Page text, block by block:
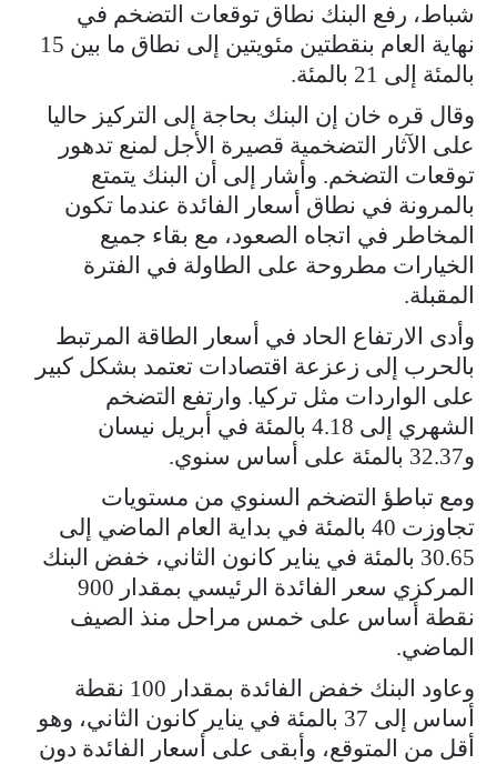
شباط، رفع البنك نطاق توقعات التضخم في
نهاية العام بنقطتين مئويتين إلى نطاق ما بين 15
بالمئة إلى 21 بالمئة.
وقال قره خان إن البنك بحاجة إلى التركيز حاليا
على الآثار التضخمية قصيرة الأجل لمنع تدهور
توقعات ​التضخم. وأشار إلى أن البنك يتمتع ​
بالمرونة في نطاق ⁠أسعار الفائدة عندما تكون
المخاطر في اتجاه الصعود، مع بقاء جميع
الخيارات مطروحة على الطاولة في الفترة
المقبلة.
وأدى الارتفاع الحاد في أسعار الطاقة المرتبط ​
بالحرب إلى زعزعة اقتصادات تعتمد بشكل كبير
على الواردات مثل تركيا. وارتفع ​التضخم
الشهري ⁠إلى 4.18 بالمئة في أبريل نيسان
و32.37 بالمئة على أساس سنوي.
ومع تباطؤ التضخم السنوي من مستويات
تجاوزت 40 بالمئة في بداية العام الماضي إلى
30.65 بالمئة في يناير كانون الثاني، خفض البنك
المركزي سعر ⁠الفائدة الرئيسي ​بمقدار 900
نقطة أساس على خمس مراحل منذ الصيف ​
الماضي.
وعاود البنك خفض الفائدة بمقدار 100 نقطة
أساس إلى 37 بالمئة في يناير كانون الثاني، وهو
أقل من المتوقع، وأبقى ​على أسعار الفائدة دون